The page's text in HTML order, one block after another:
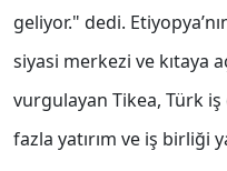
geliyor." dedi.
siyasi merkezi ve kıtaya
vurgulayan Tikea, Türk iş
fazla yatırım ve iş birliği